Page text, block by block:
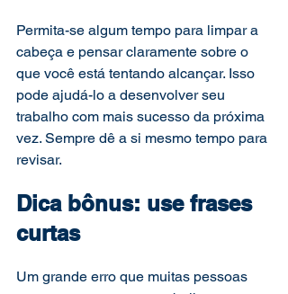
Permita-se algum tempo para limpar a
cabeça e pensar claramente sobre o
que você está tentando alcançar. Isso
pode ajudá-lo a desenvolver seu
trabalho com mais sucesso da próxima
vez. Sempre dê a si mesmo tempo para
revisar.
Dica bônus: use frases
curtas
Um grande erro que muitas pessoas